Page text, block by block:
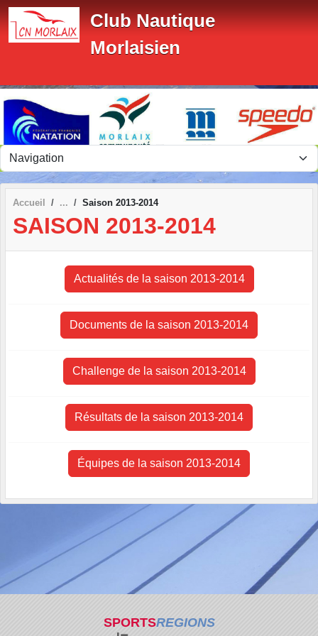
Club Nautique
Morlaisien
Accueil Saison 2013-2014
SAISON 2013-2014
Actualités de la saison 2013-2014
Documents de la saison 2013-2014
Challenge de la saison 2013-2014
Résultats de la saison 2013-2014
Équipes de la saison 2013-2014
SPORTSREGIONS
Panneau de gestion des cookies